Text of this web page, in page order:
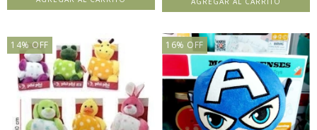
14% OFF 16% OFF